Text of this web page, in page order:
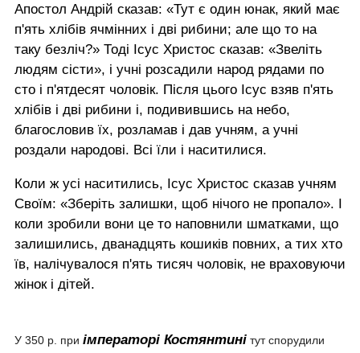
Апостол Андрій сказав: «Тут є один юнак, який має
п'ять хлібів ячмінних і дві рибини; але що то на
таку безліч?» Тоді Ісус Христос сказав: «Звеліть
людям сісти», і учні розсадили народ рядами по
сто і п'ятдесят чоловік. Після цього Ісус взяв п'ять
хлібів і дві рибини і, подивившись на небо,
благословив їх, розламав і дав учням, а учні
роздали народові. Всі їли і наситилися.
Коли ж усі наситились, Ісус Христос сказав учням
Своїм: «Зберіть залишки, щоб нічого не пропало». І
коли зробили вони це то наповнили шматками, що
залишились, дванадцять кошиків повних, а тих хто
їв, налічувалося п'ять тисяч чоловік, не враховуючи
жінок і дітей.
У 350 р. при імператорі Костянтині тут спорудили